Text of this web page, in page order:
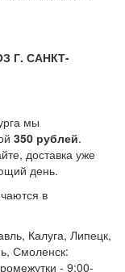
Г. САНКТ-
мы
350 рублей.
доставка уже
день.
в
Калуга, Липецк,
Смоленск:
- 9:00-